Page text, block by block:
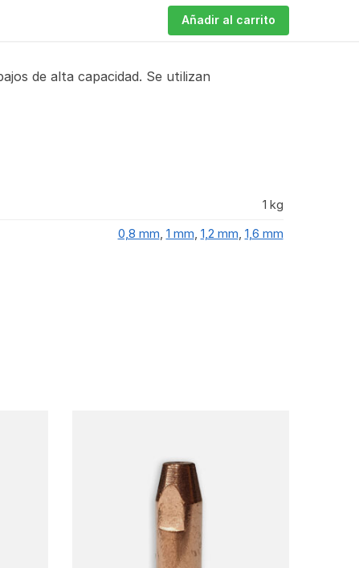
Añadir al carrito
de alta capacidad. Se utilizan
1 kg
0,8 mm 1 mm 1,2 mm 1,6 mm